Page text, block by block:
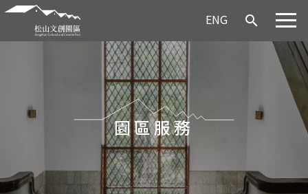
ENG search
園區服務